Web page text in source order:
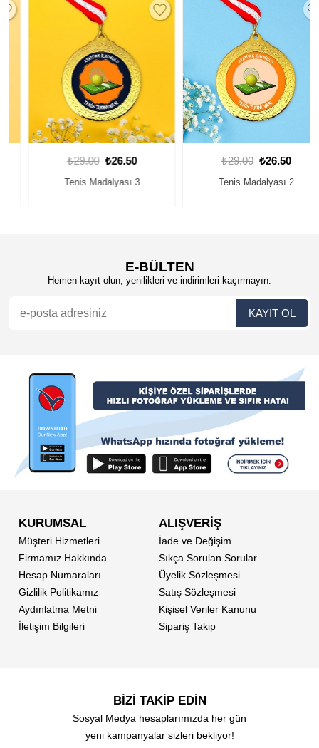
₺29.00 ₺26.50
Tenis Madalyası 3
₺29.00 ₺26.50
Tenis Madalyası 2
E-BÜLTEN
Hemen kayıt olun, yenilikleri ve indirimleri kaçırmayın.
KURUMSAL
Müşteri Hizmetleri
Firmamız Hakkında
Hesap Numaraları
Gizlilik Politikamız
Aydınlatma Metni
İletişim Bilgileri
ALIŞVERİŞ
İade ve Değişim
Sıkça Sorulan Sorular
Üyelik Sözleşmesi
Satış Sözleşmesi
Kişisel Veriler Kanunu
Sipariş Takip
BİZİ TAKİP EDİN
Sosyal Medya hesaplarımızda her gün
yeni kampanyalar sizleri bekliyor!